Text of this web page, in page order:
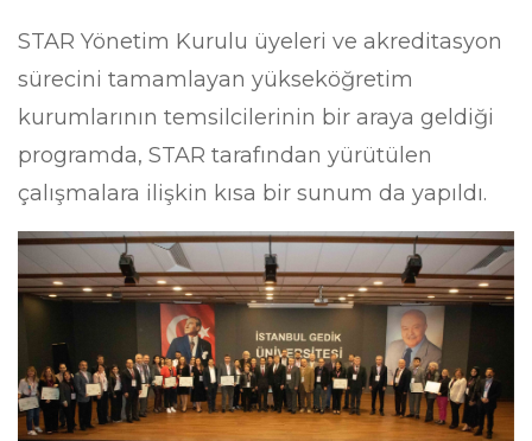
STAR Yönetim Kurulu üyeleri ve akreditasyon
sürecini tamamlayan yükseköğretim
kurumlarının temsilcilerinin bir araya geldiği
programda, STAR tarafından yürütülen
çalışmalara ilişkin kısa bir sunum da yapıldı.